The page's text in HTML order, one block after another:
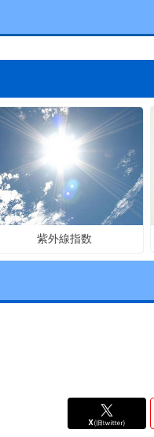
紫外線指数